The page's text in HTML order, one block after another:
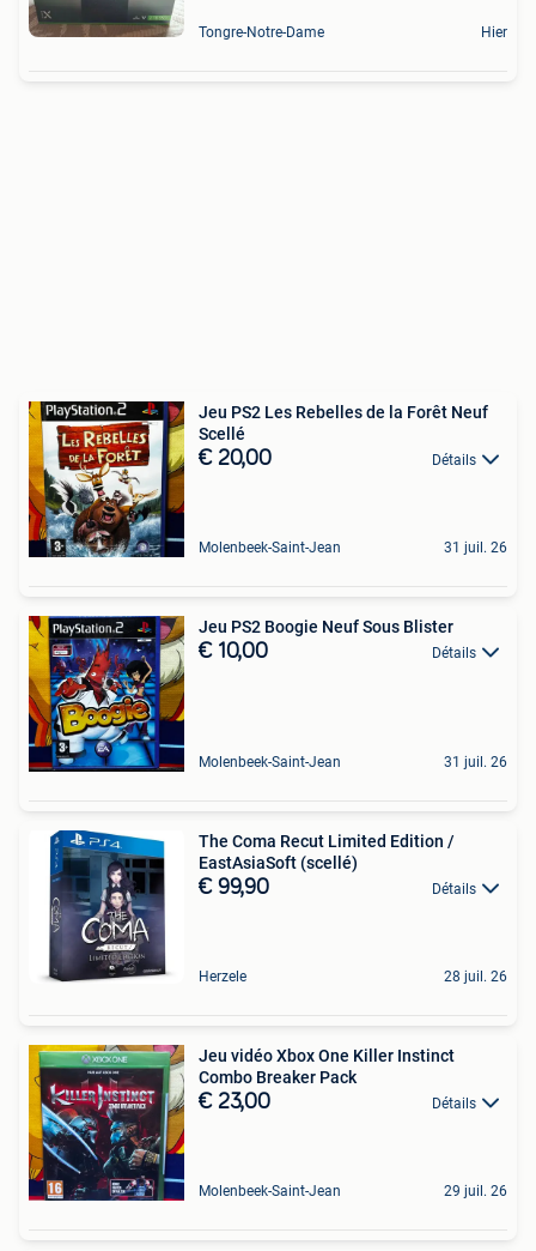
Tongre-Notre-Dame Hier
Jeu PS2 Les Rebelles de la Forêt Neuf
Scellé
€ 20,00 Détails
Molenbeek-Saint-Jean 31 juil. 26
Jeu PS2 Boogie Neuf Sous Blister
€ 10,00 Détails
Molenbeek-Saint-Jean 31 juil. 26
The Coma Recut Limited Edition /
EastAsiaSoft (scellé)
€ 99,90 Détails
Herzele 28 juil. 26
Jeu vidéo Xbox One Killer Instinct
Combo Breaker Pack
€ 23,00 Détails
Molenbeek-Saint-Jean 29 juil. 26